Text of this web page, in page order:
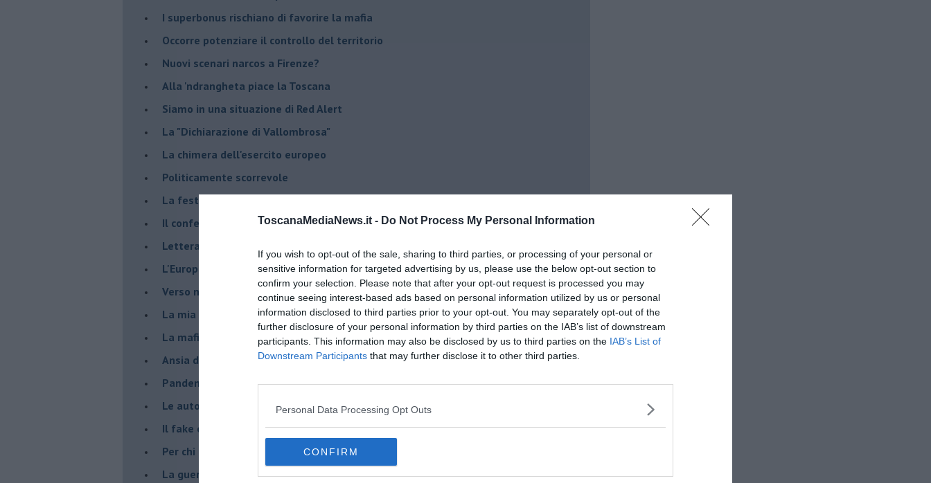
ToscanaMediaNews.it - Do Not Process My Personal Information
If you wish to opt-out of the sale, sharing to third parties, or processing of your personal or
sensitive information for targeted advertising by us, please use the below opt-out section to
confirm your selection. Please note that after your opt-out request is processed you may
continue seeing interest-based ads based on personal information utilized by us or personal
information disclosed to third parties prior to your opt-out. You may separately opt-out of the
further disclosure of your personal information by third parties on the IAB’s list of downstream
participants. This information may also be disclosed by us to third parties on the IAB’s List of
Downstream Participants that may further disclose it to other third parties.
Personal Data Processing Opt Outs
CONFIRM
I superbonus rischiano di favorire la mafia
Occorre potenziare il controllo del territorio
​Nuovi scenari narcos a Firenze?
Alla 'ndrangheta piace la Toscana
Siamo in una situazione di Red Alert
La "Dichiarazione di Vallombrosa"
La chimera dell'esercito europeo
Politicamente scorrevole
La festa dell'Europa
Il confederalismo è un nodo che viene al pettine
Lettera al Presidente Draghi
L'Europa non regge il confronto con USA, Russia e Cina
Verso nuovi modelli economici postpandemia
​La mia generazione... Quella dell'alluvione 1966
​La mafia sanitaria ai tempi del covid
Ansia da Covid
Pandemia e modello neoliberista
Le auto diesel non son da demonizzare
​Il fake e la mafia
Per chi combatte la mafia è l'ora più buia
La guerra nell'ex Jugoslavia, se parla troppo poco